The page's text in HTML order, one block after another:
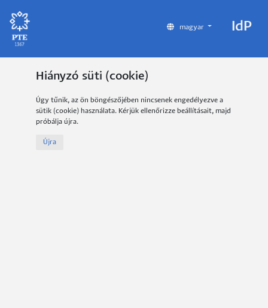
magyar IdP
Hiányzó süti (cookie)
Úgy tűnik, az ön böngészőjében nincsenek engedélyezve a
sütik (cookie) használata. Kérjük ellenőrizze beállításait, majd
próbálja újra.
Újra